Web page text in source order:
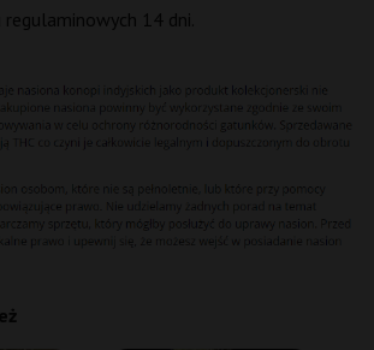
regulaminowych 14 dni.